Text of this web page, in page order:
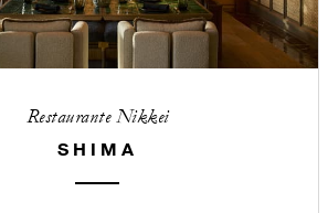
Restaurante Nikkei
SHIMA